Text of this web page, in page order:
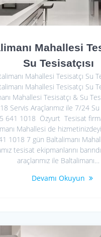
Mahallesi
Su Tesisatçısı
Mahallesi Tesisatçı Su
Mahallesi Tesisatçı Su
Mahallesi Tesisatçı & Su
Servis Araçlarımız ile 7/24 Su
641 1018 Özyurt Tesisat
Mahallesi de
1018 7 gün Baltalimanı
tesisat ekipmanlarını
araçlarımız ile Baltalimanı…
Devamı Okuyun